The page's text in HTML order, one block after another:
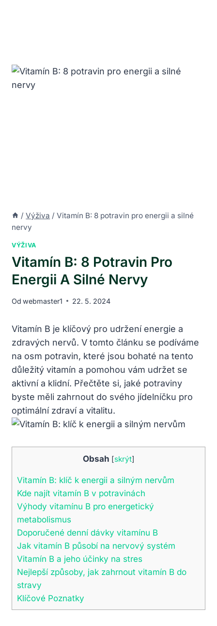
/ Výživa / Vitamín B: 8 potravin pro energii a silné
nervy
VÝŽIVA
Vitamín B: 8 Potravin Pro
Energii A Silné Nervy
Od webmaster1 22. 5. 2024
Vitamín B je klíčový pro udržení energie a
zdravých nervů. V tomto článku se podíváme
na osm potravin, které jsou bohaté na tento
důležitý vitamín a pomohou vám udržet se
aktivní a klidní. Přečtěte si, jaké potraviny
byste měli zahrnout do svého jídelníčku pro
optimální zdraví a vitalitu.
Obsah [skrýt]
Vitamín B: klíč k energii a silným nervům
Kde najít vitamín B v potravinách
Výhody vitamínu B pro energetický
metabolismus
Doporučené denní dávky vitamínu B
Jak vitamín B působí na nervový systém
Vitamín B a jeho účinky na stres
Nejlepší způsoby, jak zahrnout vitamín B do
stravy
Klíčové Poznatky